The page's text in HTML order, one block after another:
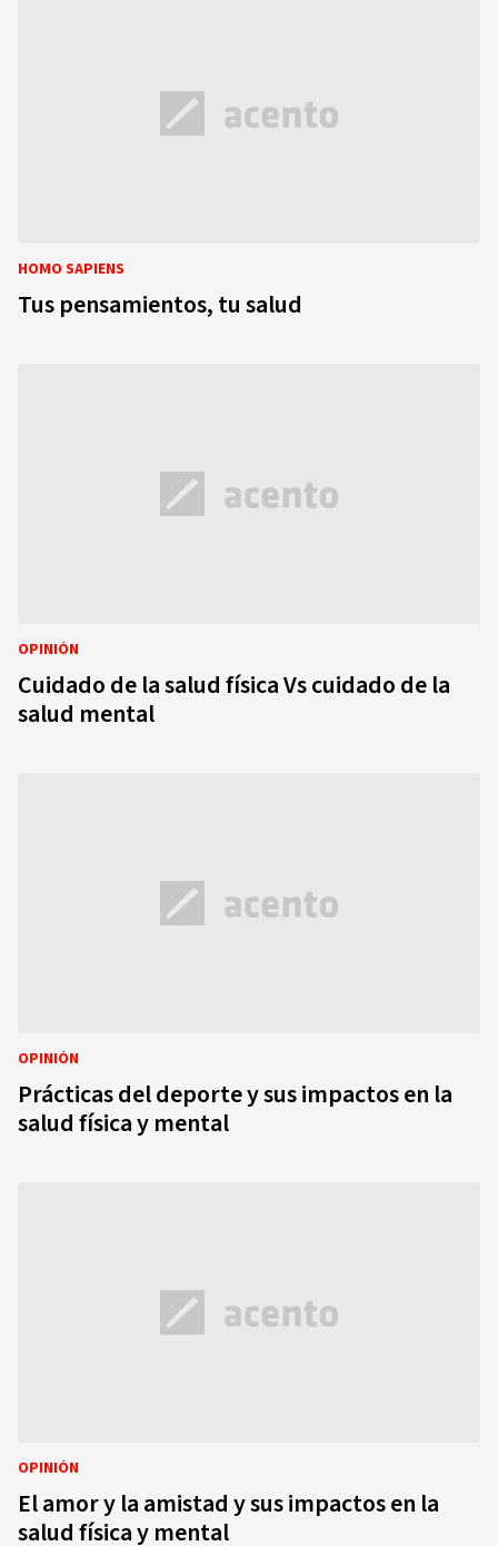
HOMO SAPIENS
Tus pensamientos, tu salud
OPINIÓN
Cuidado de la salud física Vs cuidado de la
salud mental
OPINIÓN
Prácticas del deporte y sus impactos en la
salud física y mental
OPINIÓN
El amor y la amistad y sus impactos en la
salud física y mental